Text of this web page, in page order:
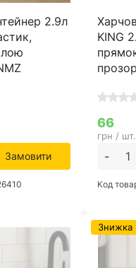
2.9л
Замовити
KING
66
грн / шт.
-
Код
Знижка